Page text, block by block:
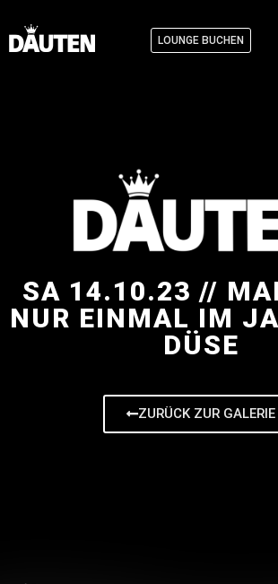
LOUNGE BUCHEN
SA 14.10.23 //
NUR EINMAL IM
DÜSE
ZURÜCK ZUR GALERIE